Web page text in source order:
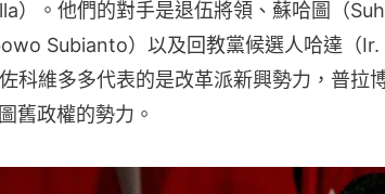
）。他們的對手是退伍將領、蘇哈圖（
Subianto）以及回教黨候選人哈達（
科維多多代表的是改革派新興勢力，普拉
舊政權的勢力。